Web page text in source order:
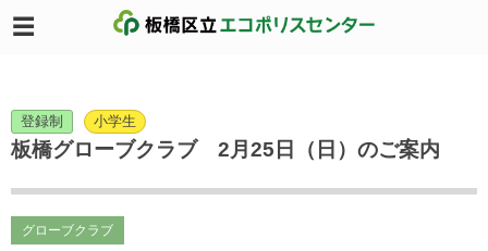
登録制 小学生
板橋グローブクラブ 2月25日（日）のご案内
グローブクラブ